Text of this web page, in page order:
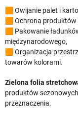
🟧 Owijanie palet i
🟧 Ochrona produktów
🟧 Pakowanie
międzynarodowego,
🟧 Organizacja
towarów kolorami.
Zielona folia
produktów
przeznaczenia.